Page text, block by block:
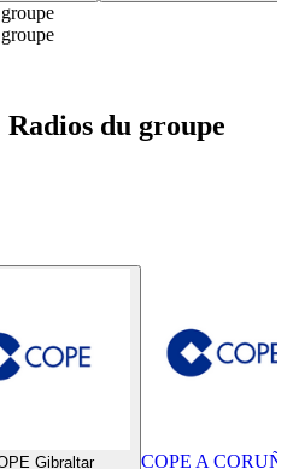
du groupe
Gibraltar
COPE A